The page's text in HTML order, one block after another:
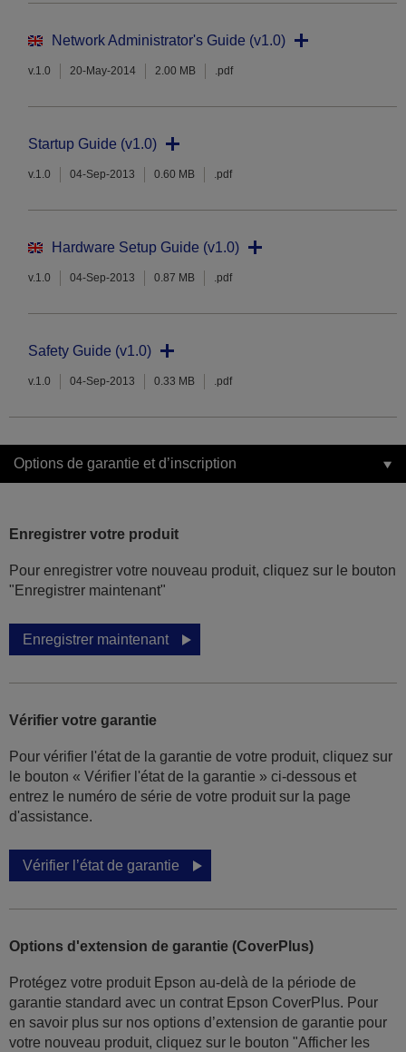
Network Administrator's Guide (v1.0)
v.1.0 20-May-2014 2.00 MB .pdf
Startup Guide (v1.0)
v.1.0 04-Sep-2013 0.60 MB .pdf
Hardware Setup Guide (v1.0)
v.1.0 04-Sep-2013 0.87 MB .pdf
Safety Guide (v1.0)
v.1.0 04-Sep-2013 0.33 MB .pdf
Options de garantie et d’inscription
Enregistrer votre produit
Pour enregistrer votre nouveau produit, cliquez sur le bouton
"Enregistrer maintenant"
Enregistrer maintenant
Vérifier votre garantie
Pour vérifier l'état de la garantie de votre produit, cliquez sur
le bouton « Vérifier l'état de la garantie » ci-dessous et
entrez le numéro de série de votre produit sur la page
d'assistance.
Vérifier l’état de garantie
Options d'extension de garantie (CoverPlus)
Protégez votre produit Epson au-delà de la période de
garantie standard avec un contrat Epson CoverPlus. Pour
en savoir plus sur nos options d’extension de garantie pour
votre nouveau produit, cliquez sur le bouton "Afficher les